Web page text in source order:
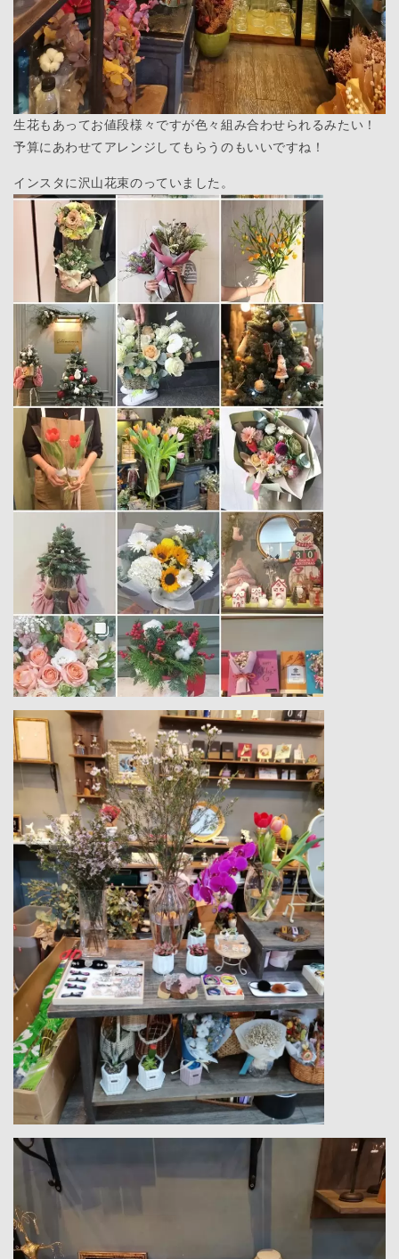
生花もあってお値段様々ですが色々組み合わせられるみたい！
予算にあわせてアレンジしてもらうのもいいですね！
インスタに沢山花束のっていました。